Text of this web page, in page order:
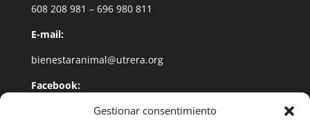
Gestionar consentimiento
608 208 981 – 696 980 811
E-mail:
bienestaranimal@utrera.org
Facebook:
@BienestarAnimalUtrera